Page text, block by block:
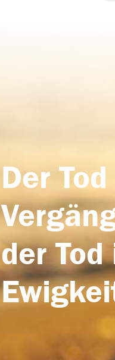
Der
der